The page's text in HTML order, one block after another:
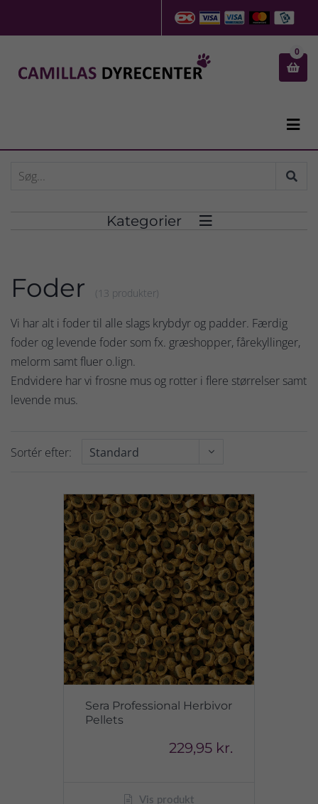

0

Kategorier 
Foder (13 produkter)
Vi har alt i foder til alle slags krybdyr og padder. Færdig
foder og levende foder som fx. græshopper, fårekyllinger,
melorm samt fluer o.lign.
Endvidere har vi frosne mus og rotter i flere størrelser samt
levende mus.
Sortér efter:
Sera Professional Herbivor
Pellets
229,95 kr.
Vis produkt